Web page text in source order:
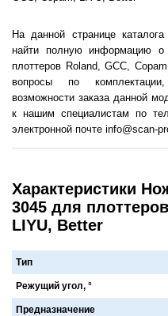
На данной странице
найти полную информацию
плоттеров Roland, GCC,
вопросы по
возможности заказа данной
к нашим специалистам по
электронной почте info@scan-
Характеристики
3045 для
LIYU, Better
Тип
Режущий угол, °
Предназначение